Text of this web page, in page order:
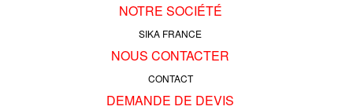
NOTRE SOCIÉTÉ
SIKA FRANCE
NOUS CONTACTER
CONTACT
DEMANDE DE DEVIS